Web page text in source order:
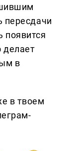
пересдачи
появится
делает
в
в твоем